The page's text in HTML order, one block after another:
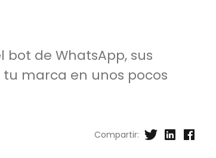
bot de WhatsApp, sus
marca en unos pocos
Compartir: